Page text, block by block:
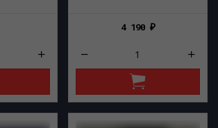
4 190 ₽